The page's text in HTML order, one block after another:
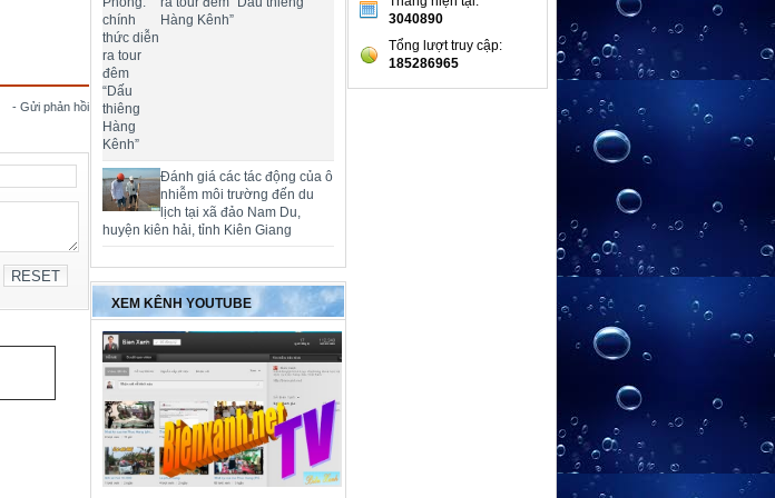
- Gửi phản hồi
Hàng Kênh”
Đánh giá các tác động của ô
nhiễm môi trường đến du
lịch tại xã đảo Nam Du,
huyện kiên hải, tỉnh Kiên Giang
XEM KÊNH YOUTUBE
3040890
Tổng lượt truy cập:
185286965